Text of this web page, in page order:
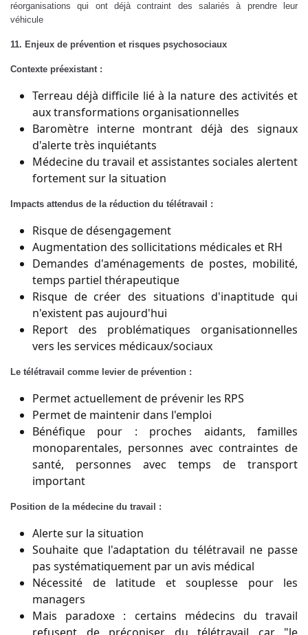
réorganisations qui ont déjà contraint des salariés à prendre leur
véhicule
11. Enjeux de prévention et risques psychosociaux
Contexte préexistant :
Terreau déjà difficile lié à la nature des activités et
aux transformations organisationnelles
Baromètre interne montrant déjà des signaux
d'alerte très inquiétants
Médecine du travail et assistantes sociales alertent
fortement sur la situation
Impacts attendus de la réduction du télétravail :
Risque de désengagement
Augmentation des sollicitations médicales et RH
Demandes d'aménagements de postes, mobilité,
temps partiel thérapeutique
Risque de créer des situations d'inaptitude qui
n'existent pas aujourd'hui
Report des problématiques organisationnelles
vers les services médicaux/sociaux
Le télétravail comme levier de prévention :
Permet actuellement de prévenir les RPS
Permet de maintenir dans l'emploi
Bénéfique pour : proches aidants, familles
monoparentales, personnes avec contraintes de
santé, personnes avec temps de transport
important
Position de la médecine du travail :
Alerte sur la situation
Souhaite que l'adaptation du télétravail ne passe
pas systématiquement par un avis médical
Nécessité de latitude et souplesse pour les
managers
Mais paradoxe : certains médecins du travail